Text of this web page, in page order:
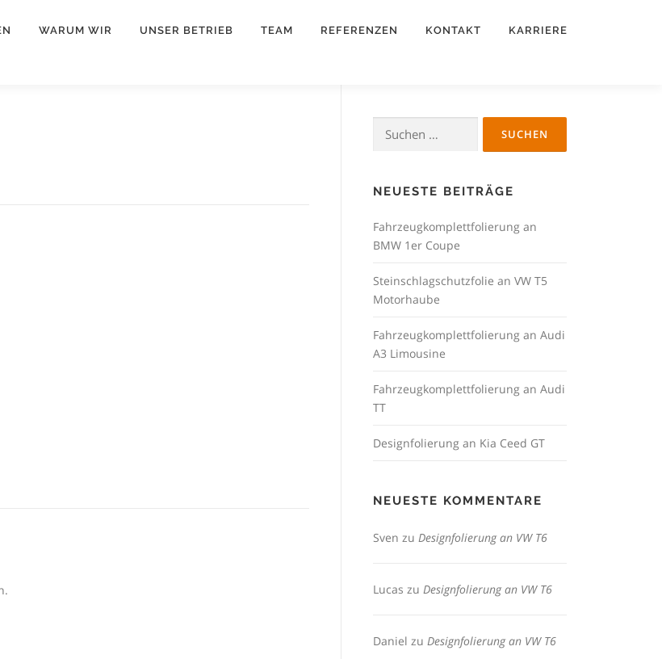
WARUM WIR UNSER BETRIEB TEAM REFERENZEN KONTAKT KARRIERE
Suchen
nach:
NEUESTE BEITRÄGE
Fahrzeugkomplettfolierung an
BMW 1er Coupe
Steinschlagschutzfolie an VW T5
Motorhaube
Fahrzeugkomplettfolierung an Audi
A3 Limousine
Fahrzeugkomplettfolierung an Audi
TT
Designfolierung an Kia Ceed GT
NEUESTE KOMMENTARE
Sven zu Designfolierung an VW T6
Lucas zu Designfolierung an VW T6
Daniel zu Designfolierung an VW T6